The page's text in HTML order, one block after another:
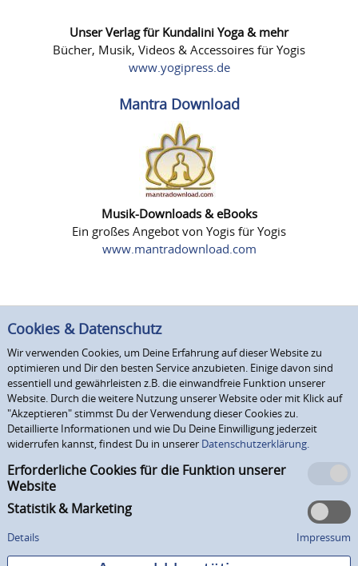
Unser Verlag für Kundalini Yoga & mehr
Bücher, Musik, Videos & Accessoires für Yogis
www.yogipress.de
Mantra Download
Musik-Downloads & eBooks
Ein großes Angebot von Yogis für Yogis
www.mantradownload.com
Cookies & Datenschutz
Wir verwenden Cookies, um Deine Erfahrung auf dieser Website zu
optimieren und Dir den besten Service anzubieten. Einige davon sind
essentiell und gewährleisten z.B. die einwandfreie Funktion unserer
Website. Durch die weitere Nutzung unserer Website oder mit Klick auf
"Akzeptieren" stimmst Du der Verwendung dieser Cookies zu.
Detaillierte Informationen und wie Du Deine Einwilligung jederzeit
widerrufen kannst, findest Du in unserer Datenschutzerklärung.
Erforderliche Cookies für die Funktion unserer
Website
Statistik & Marketing
Details Impressum